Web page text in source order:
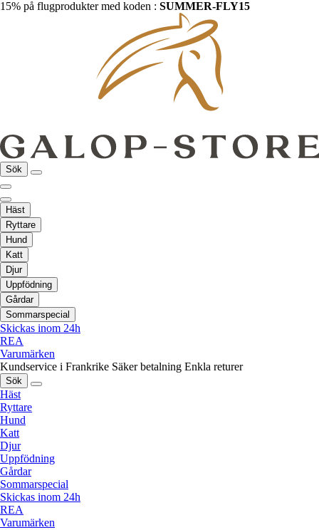
15% på flugprodukter med koden : SUMMER-FLY15
Sök
Häst
Ryttare
Hund
Katt
Djur
Uppfödning
Gårdar
Sommarspecial
Skickas inom 24h
REA
Varumärken
Kundservice i Frankrike Säker betalning Enkla returer
Sök
Häst
Ryttare
Hund
Katt
Djur
Uppfödning
Gårdar
Sommarspecial
Skickas inom 24h
REA
Varumärken